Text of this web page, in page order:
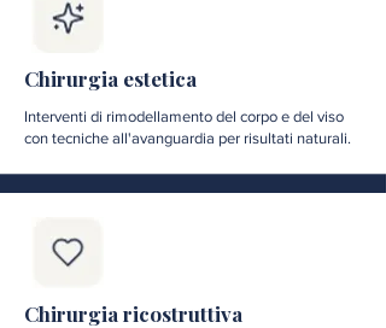
Chirurgia estetica
Interventi di rimodellamento del corpo e del viso
con tecniche all'avanguardia per risultati naturali.
Chirurgia ricostruttiva